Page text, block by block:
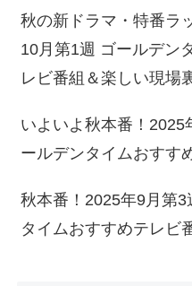
秋の新ドラマ・特番ラ
10月第1週 ゴールデン
レビ番組＆楽しい現場
いよいよ秋本番！2025
ールデンタイムおすす
秋本番！2025年9月第3
タイムおすすめテレビ